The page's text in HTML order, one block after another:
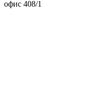
офис 408/1